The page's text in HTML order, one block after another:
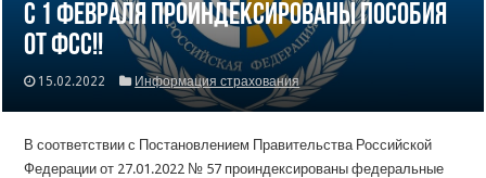
С 1 февраля проиндексированы пособия
от ФСС!!
15.02.2022 Информация страхования
В соответствии с Постановлением Правительства Российской
Федерации от 27.01.2022 № 57 проиндексированы федеральные